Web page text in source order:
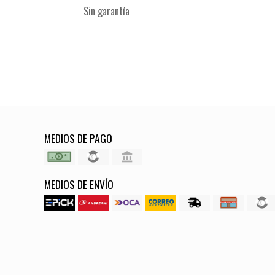
Sin garantía
MEDIOS DE PAGO
MEDIOS DE ENVÍO